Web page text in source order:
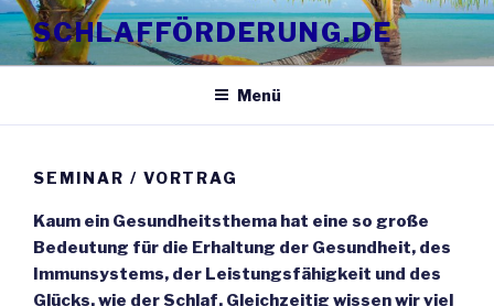
Zum
Inhalt
springen
SCHLAFFÖRDERUNG.DE
Menü
SEMINAR / VORTRAG
Kaum ein Gesundheitsthema hat eine so große
Bedeutung für die Erhaltung der Gesundheit, des
Immunsystems, der Leistungsfähigkeit und des
Glücks, wie der Schlaf. Gleichzeitig wissen wir viel